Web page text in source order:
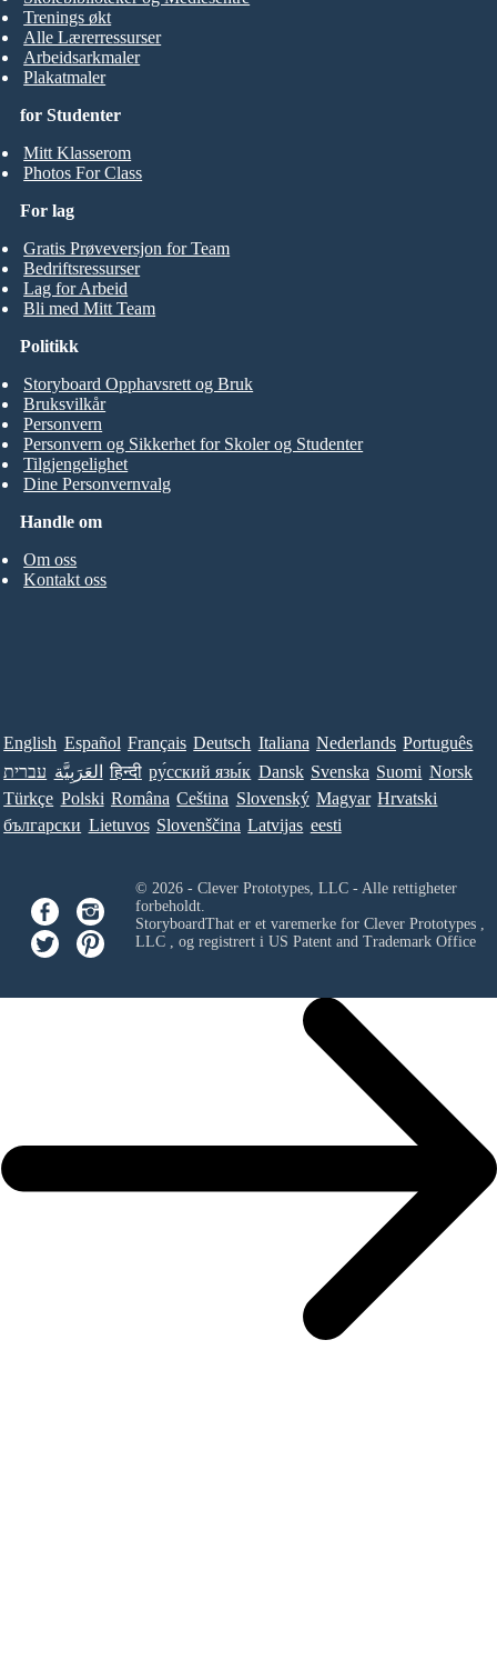
for Studenter
Mitt Klasserom
Photos For Class
Trenings økt
Alle Lærerressurser
Arbeidsarkmaler
Plakatmaler
For lag
Gratis Prøveversjon for Team
Bedriftsressurser
Lag for Arbeid
Bli med Mitt Team
Handle om
Om oss
Kontakt oss
Politikk
Storyboard Opphavsrett og Bruk
Bruksvilkår
Personvern
Personvern og Sikkerhet for Skoler og Studenter
Tilgjengelighet
Dine Personvernvalg
English Español Français Deutsch Italiana Nederlands Português
עברית العَرَبِيَّة हिन्दी ру́сский язы́к Dansk Svenska Suomi Norsk
Türkçe Polski Româna Ceština Slovenský Magyar Hrvatski
български Lietuvos Slovenščina Latvijas eesti
© 2026 - Clever Prototypes, LLC - Alle rettigheter
forbeholdt.
StoryboardThat er et varemerke for Clever Prototypes ,
LLC, og registrert i US Patent and Trademark Office